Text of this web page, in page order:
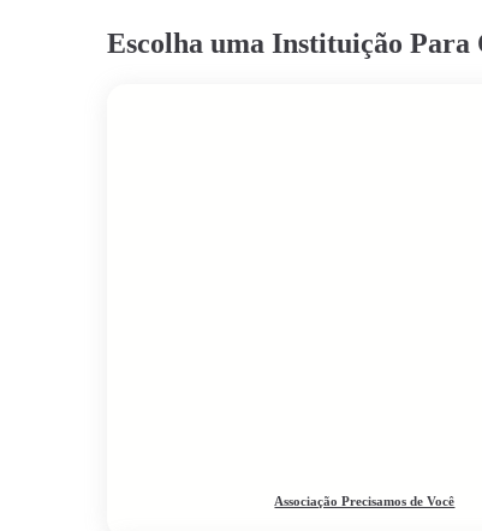
Escolha uma Instituição Para
Associação Precisamos de Você